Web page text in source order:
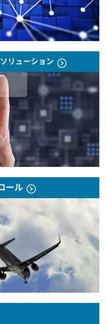
リューション
ール